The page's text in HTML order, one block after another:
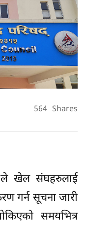
564 Shares
खेल संघहरुलाई
गर्न सूचना जारी
समयभित्र